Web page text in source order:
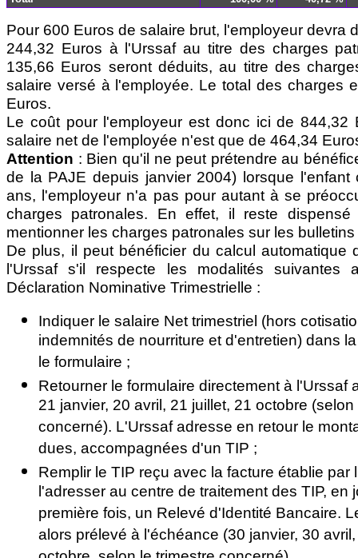
Pour 600 Euros de salaire brut, l'employeur devra
244,32 Euros à l'Urssaf au titre des charges
135,66 Euros seront déduits, au titre des
salaire versé à l'employée. Le total des charges
Euros.
Le coût pour l'employeur est donc ici de 844,32
salaire net de l'employée n'est que de 464,34
Attention : Bien qu'il ne peut prétendre au
de la PAJE depuis janvier 2004) lorsque
ans, l'employeur n'a pas pour autant à se
charges patronales. En effet, il reste
mentionner les charges patronales sur les
De plus, il peut bénéficier du calcul automatique
l'Urssaf s'il respecte les modalités suivantes
Déclaration Nominative Trimestrielle :
Indiquer le salaire Net trimestriel (hors
indemnités de nourriture et d'entretien) dans
le formulaire ;
Retourner le formulaire directement à l'Urssaf
21 janvier, 20 avril, 21 juillet, 21 octobre
concerné). L'Urssaf adresse en retour le
dues, accompagnées d'un TIP ;
Remplir le TIP reçu avec la facture établie par
l'adresser au centre de traitement des TIP, en
première fois, un Relevé d'Identité Bancaire.
alors prélevé à l'échéance (30 janvier, 30